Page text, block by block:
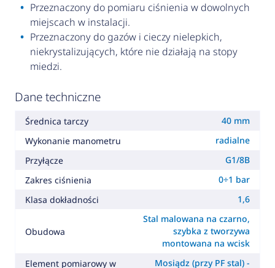
Przeznaczony do pomiaru ciśnienia w dowolnych
miejscach w instalacji.
Przeznaczony do gazów i cieczy nielepkich,
niekrystalizujących, które nie działają na stopy
miedzi.
Dane techniczne
Średnica tarczy
40 mm
Wykonanie manometru
radialne
Przyłącze
G1/8B
Zakres ciśnienia
0÷1 bar
Klasa dokładności
1,6
Obudowa
Stal malowana na czarno,
szybka z tworzywa
montowana na wcisk
Element pomiarowy w
Mosiądz (przy PF stal) -